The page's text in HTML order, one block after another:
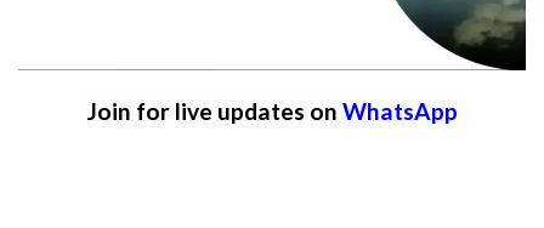
Join for live updates on WhatsApp